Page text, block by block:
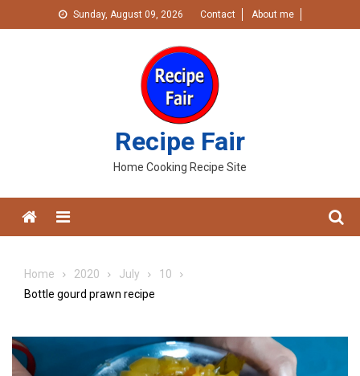
to
Sunday, August 09, 2026 Contact About me
Recipe Fair
Home Cooking Recipe Site
Menu
Home 2020 July
10
Bottle gourd prawn recipe